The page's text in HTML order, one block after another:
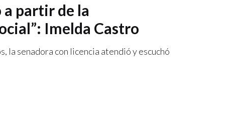
a partir de la
Imelda Castro
la senadora con licencia atendió y escuchó